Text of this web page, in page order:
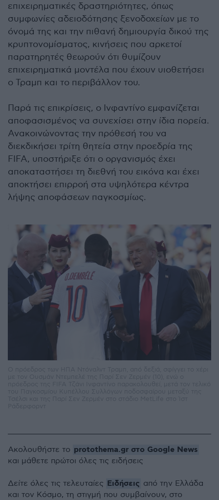
επιχειρηματικές δραστηριότητες, όπως
συμφωνίες αδειοδότησης ξενοδοχείων με το
όνομά της και την πιθανή δημιουργία δικού της
κρυπτονομίσματος, κινήσεις που αρκετοί
παρατηρητές θεωρούν ότι θυμίζουν
επιχειρηματικά μοντέλα που έχουν υιοθετήσει
ο Τραμπ και το περιβάλλον του.
Παρά τις επικρίσεις, ο Ινφαντίνο εμφανίζεται
αποφασισμένος να συνεχίσει στην ίδια πορεία.
Ανακοινώνοντας την πρόθεσή του να
διεκδικήσει τρίτη θητεία στην προεδρία της
FIFA, υποστήριξε ότι ο οργανισμός έχει
αποκαταστήσει τη διεθνή του εικόνα και έχει
αποκτήσει επιρροή στα υψηλότερα κέντρα
λήψης αποφάσεων παγκοσμίως.
Ακολουθήστε το protothema.gr στο Google News
και μάθετε πρώτοι όλες τις ειδήσεις
Δείτε όλες τις τελευταίες Ειδήσεις από την Ελλάδα
και τον Κόσμο, τη στιγμή που συμβαίνουν, στο